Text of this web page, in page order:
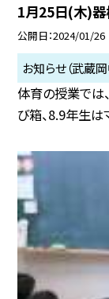
1月25日(木)
公開日 2024/01/26
お知らせ（武蔵
体育の授業では
び箱、8.9年生は